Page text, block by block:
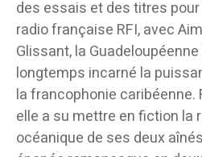
des essais et des titres
radio française RFI, avec
Glissant, la
longtemps incarné la
la francophonie caribéenne.
elle a su mettre en fiction la
océanique de ses deux